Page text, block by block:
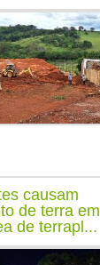
causam
de terra em
de terrapl...